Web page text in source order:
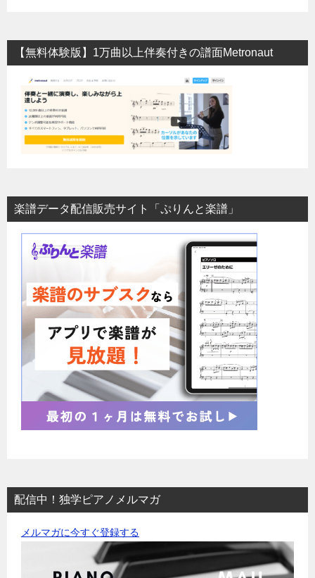
【無料体験版】1万曲以上伴奏付きの譜面Metronaut
楽譜データ配信販売サイト「ぷりんと楽譜」
配信中！独学ピアノメルマガ
メルマガに今すぐ登録する